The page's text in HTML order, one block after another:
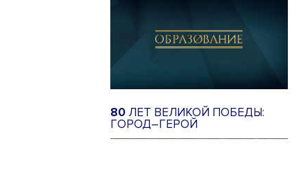
80 ЛЕТ ВЕЛИКОЙ ПОБЕДЫ:
ГОРОД–ГЕРОЙ